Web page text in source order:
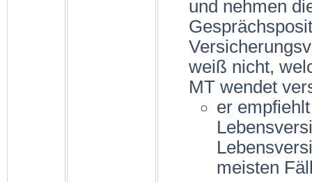
und nehmen
weiß nicht,
MT wendet
er
meisten